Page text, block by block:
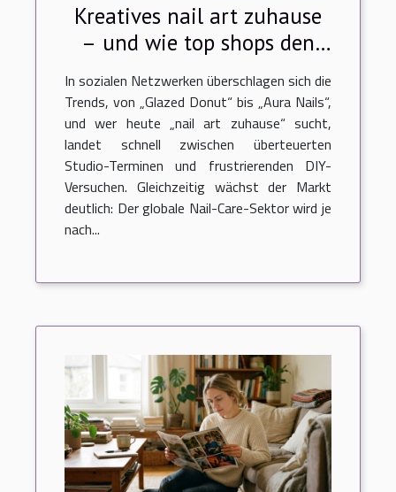
Kreatives nail art zuhause
– und wie top shops den
kunden helfen
In sozialen Netzwerken überschlagen sich die
Trends, von „Glazed Donut“ bis „Aura Nails“,
und wer heute „nail art zuhause“ sucht,
landet schnell zwischen überteuerten
Studio-Terminen und frustrierenden DIY-
Versuchen. Gleichzeitig wächst der Markt
deutlich: Der globale Nail-Care-Sektor wird je
nach...